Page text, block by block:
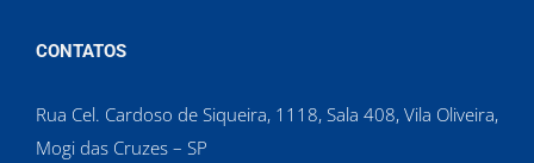
CONTATOS
Rua Cel. Cardoso de Siqueira, 1118, Sala 408, Vila Oliveira,
Mogi das Cruzes – SP